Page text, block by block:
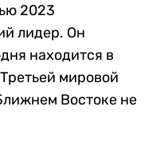
2023
лидер. Он
находится в
мировой
Востоке не